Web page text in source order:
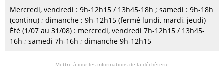
Mercredi, vendredi : 9h-12h15 / 13h45-18h ; samedi : 9h-18h
(continu) ; dimanche : 9h-12h15 (fermé lundi, mardi, jeudi)
Été (1/07 au 31/08) : mercredi, vendredi 7h-12h15 / 13h45-
16h ; samedi 7h-16h ; dimanche 9h-12h15
Mettre à jour les informations de la déchèterie